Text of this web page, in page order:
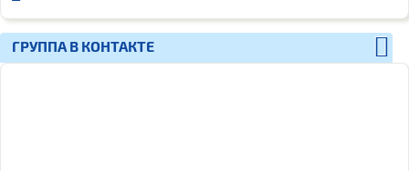
ГРУППА В КОНТАКТЕ